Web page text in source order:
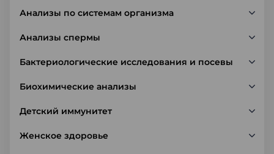
Анализы по системам организма
Анализы спермы
Бактериологические исследования и посевы
Биохимические анализы
Детский иммунитет
Женское здоровье